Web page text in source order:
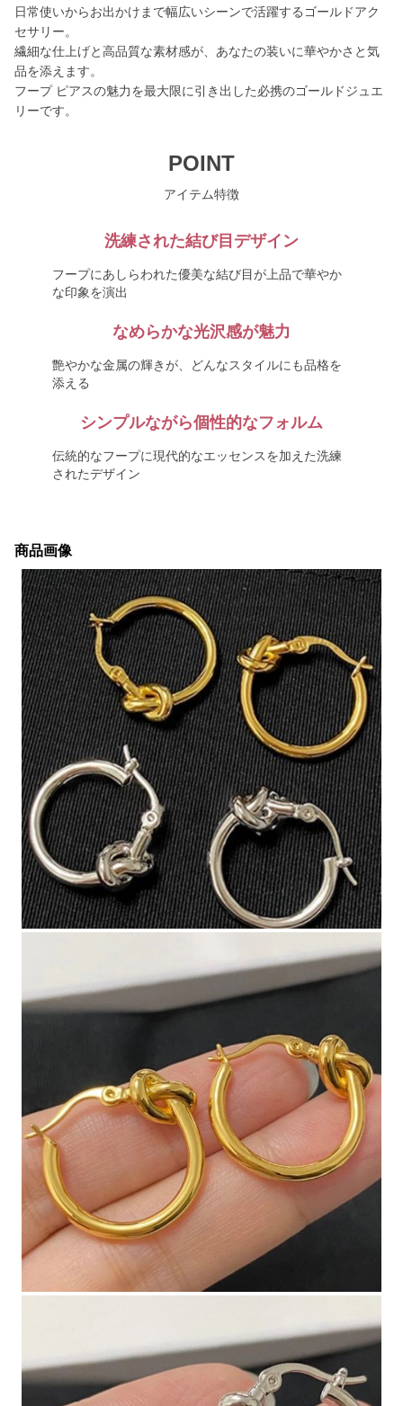
日常使いからお出かけまで幅広いシーンで活躍するゴールドアク
セサリー。
繊細な仕上げと高品質な素材感が、あなたの装いに華やかさと気
品を添えます。
フープ ピアスの魅力を最大限に引き出した必携のゴールドジュエ
リーです。
POINT
アイテム特徴
洗練された結び目デザイン
フープにあしらわれた優美な結び目が上品で華やか
な印象を演出
なめらかな光沢感が魅力
艶やかな金属の輝きが、どんなスタイルにも品格を
添える
シンプルながら個性的なフォルム
伝統的なフープに現代的なエッセンスを加えた洗練
されたデザイン
商品画像